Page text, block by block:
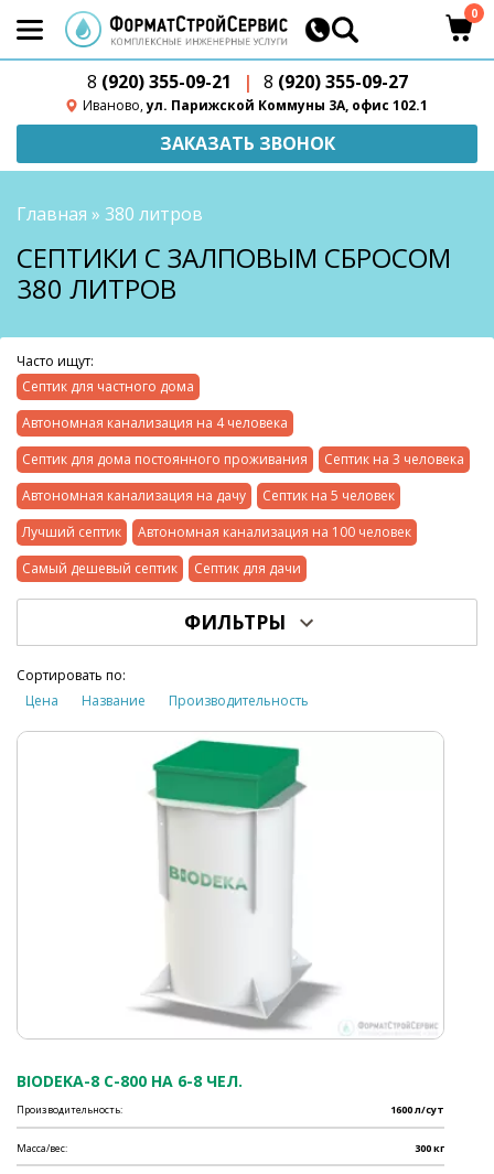
8 (920) 355-09-21 | 8 (920) 355-09-27
Иваново,ул. Парижской Коммуны 3А, офис 102.1
0
ЗАКАЗАТЬ ЗВОНОК
Главная » 380 литров
СЕПТИКИ С ЗАЛПОВЫМ СБРОСОМ
380 ЛИТРОВ
Часто ищут:
Септик для частного дома
Автономная канализация на 4 человека
Септик для дома постоянного проживания
Септик на 3 человека
Автономная канализация на дачу
Септик на 5 человек
Лучший септик
Автономная канализация на 100 человек
Самый дешевый септик
Септик для дачи
ФИЛЬТРЫ
Сортировать по:
Цена
Название Производительность
BIODEKA-8 C-800 НА 6-8 ЧЕЛ.
Производительность: 1600 л/сут
Масса/вес: 300 кг